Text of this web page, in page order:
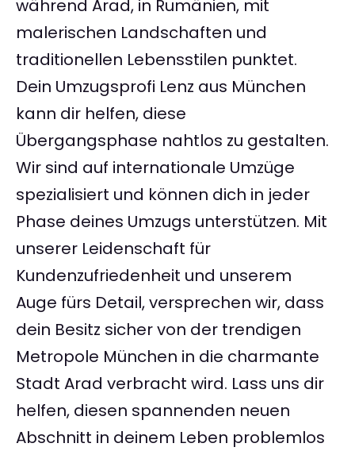
während Arad, in Rumänien, mit
malerischen Landschaften und
traditionellen Lebensstilen punktet.
Dein Umzugsprofi Lenz aus München
kann dir helfen, diese
Übergangsphase nahtlos zu gestalten.
Wir sind auf internationale Umzüge
spezialisiert und können dich in jeder
Phase deines Umzugs unterstützen. Mit
unserer Leidenschaft für
Kundenzufriedenheit und unserem
Auge fürs Detail, versprechen wir, dass
dein Besitz sicher von der trendigen
Metropole München in die charmante
Stadt Arad verbracht wird. Lass uns dir
helfen, diesen spannenden neuen
Abschnitt in deinem Leben problemlos